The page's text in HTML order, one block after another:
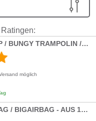
QUARTERTRAMP / BUNGY TRAMPOLIN / QUADRO JUMP / BUNGEE TRAMPOLIN
möglich
FREEFALL AIRBAG / BIGAIRBAG - AUS 12 METERN HÖHE IN EIN LUFTKISSEN SPRINGEN!